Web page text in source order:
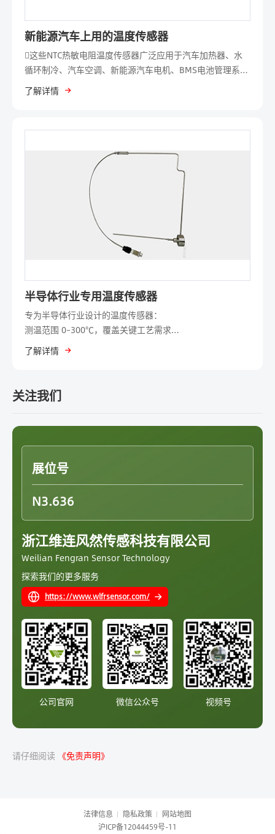
新能源汽车上用的温度传感器
这些NTC热敏电阻温度传感器广泛应用于汽车加热器、水
循环制冷、汽车空调、新能源汽车电机、BMS电池管理系
统、充电枪/座/桩等系统，满足车载及工业级精密控温需求
了解详情
半导体行业专用温度传感器
专为半导体行业设计的温度传感器：
测温范围 0–300℃，覆盖关键工艺需求
直角式探头，适合狭小或拐角空间的安装
铜镀锡线缆，耐氧化、可焊性好，信号传输更稳定
了解详情
关注我们
展位号
N3.636
浙江维连风然传感科技有限公司
Weilian Fengran Sensor Technology
探索我们的更多服务
https://www.wlfrsensor.com/
公司官网 微信公众号 视频号
请仔细阅读 《免责声明》
法律信息 隐私政策
网站地图
沪ICP备12044459号-11